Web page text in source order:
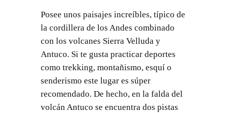
Posee unos paisajes increíbles, típico de
la cordillera de los Andes combinado
con los volcanes Sierra Velluda y
Antuco. Si te gusta practicar deportes
como trekking, montañismo, esquí o
senderismo este lugar es súper
recomendado. De hecho, en la falda del
volcán Antuco se encuentra dos pistas